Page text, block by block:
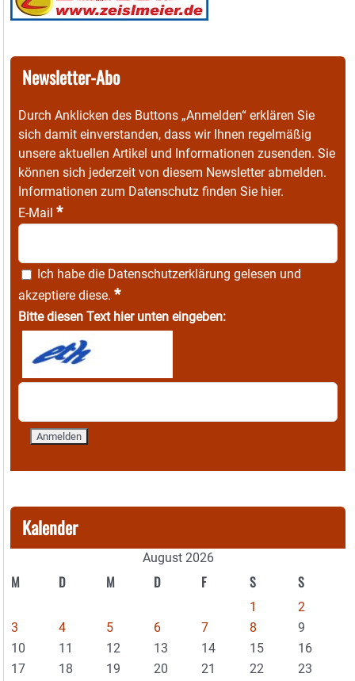
Newsletter-Abo
Durch Anklicken des Buttons „Anmelden“ erklären Sie
sich damit einverstanden, dass wir Ihnen regelmäßig
unsere aktuellen Artikel und Informationen zusenden. Sie
können sich jederzeit von diesem Newsletter abmelden.
Informationen zum Datenschutz finden Sie hier.
E-Mail *
Ich habe die Datenschutzerklärung gelesen und
akzeptiere diese. *
Bitte diesen Text hier unten eingeben:
Kalender
August 2026
M D M D F S S
1
2
3
4 5 6 7 8
9
10
11 12 13 14 15
16
17
18 19 20 21 22
23